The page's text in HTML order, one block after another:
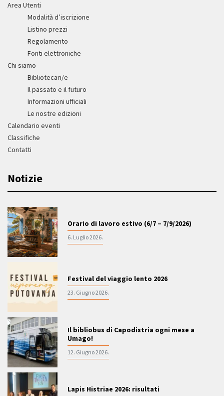
Area Utenti
Modalità d’iscrizione
Listino prezzi
Regolamento
Fonti elettroniche
Chi siamo
Bibliotecari/e
Il passato e il futuro
Informazioni ufficiali
Le nostre edizioni
Calendario eventi
Classifiche
Contatti
Notizie
Orario di lavoro estivo (6/7 – 7/9/2026)
6. Luglio 2026.
Festival del viaggio lento 2026
23. Giugno 2026.
Il bibliobus di Capodistria ogni mese a
Umago!
12. Giugno 2026.
Lapis Histriae 2026: risultati